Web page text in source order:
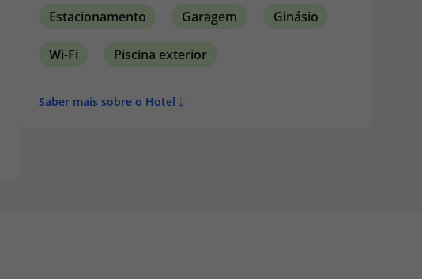
Estacionamento Garagem Ginásio
Wi-Fi Piscina exterior
Saber mais sobre o Hotel